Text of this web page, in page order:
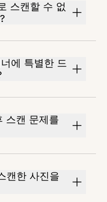
스캔할 수 없
에 특별한 드
스캔 문제를
캔한 사진을